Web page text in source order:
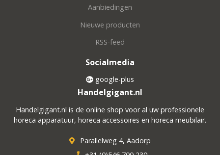
Aanbiedingen
Nieuwe producten
RSS-feed
Socialmedia
google-plus
Handelgigant.nl
Handelgigant.nl is de online shop voor al uw professionele
horeca apparatuur, horeca accessoires en horeca meubilair.
Parallelweg 4, Aadorp